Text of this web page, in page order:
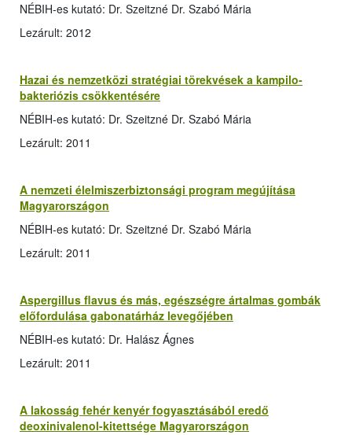
NÉBIH-es kutató: Dr. Szeitzné Dr. Szabó Mária
Lezárult: 2012
Hazai és nemzetközi stratégiai törekvések a kampilo­
bakteriózis csökkentésére
NÉBIH-es kutató: Dr. Szeitzné Dr. Szabó Mária
Lezárult: 2011
A nemzeti élelmiszerbiztonsági program megújítása
Magyarországon
NÉBIH-es kutató: Dr. Szeitzné Dr. Szabó Mária
Lezárult: 2011
Aspergillus flavus és más, egészségre ártalmas gombák
előfordulása gabonatárház levegőjében
NÉBIH-es kutató: Dr. Halász Ágnes
Lezárult: 2011
A lakosság fehér kenyér fogyasztásából eredő
deoxinivalenol-kitettsége Magyarországon